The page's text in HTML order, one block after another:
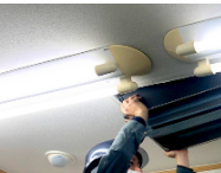
2025年
3月14日
社員旅行で韓国へ
2025年
3月4日
弊社は、ダイキン